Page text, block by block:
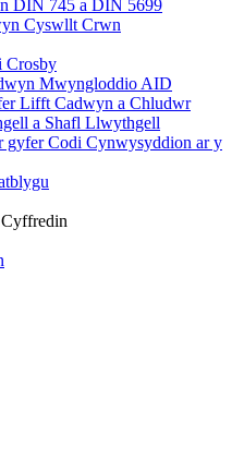
DIN 745 a DIN 5699
Cyswllt Crwn
Crosby
Mwyngloddio AID
Lifft Cadwyn a Chludwr
a Shafl Llwythgell
gyfer Codi Cynwysyddion ar y